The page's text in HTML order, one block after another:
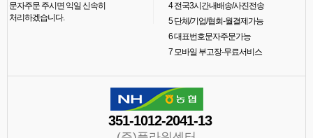
문자주문 주시면 익일 신속히
처리하겠습니다.
4전국3시간내배송/사진전송
5단체/기업/협회-월결제가능
6대표번호문자주문가능
7모바일 부고장-무료서비스
351-1012-2041-13